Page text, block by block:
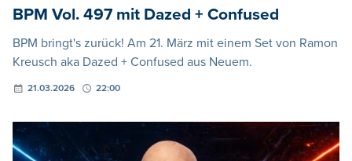
BPM Vol. 497 mit Dazed + Confused
BPM bringt's zurück! Am 21. März mit einem Set von Ramon
Kreusch aka Dazed + Confused aus Neuem.
21.03.2026 22:00